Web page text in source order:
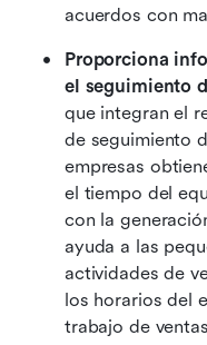
acuerdos con
Proporciona
el seguimiento
que integran el
de seguimiento
empresas
el tiempo del
con la
ayuda a las
actividades de
los horarios del
trabajo de